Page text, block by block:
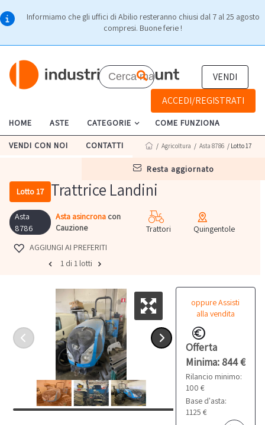
Informiamo che gli uffici di Abilio resteranno chiusi dal 7 al 25 agosto
compresi. Buone ferie !
VENDI
ACCEDI/REGISTRATI
HOME ASTE CATEGORIE COME FUNZIONA
VENDI CON NOI CONTATTI
resta aggiornato
/ Agricoltura / Asta 8786 / Lotto 17
Lotto 17 Trattrice Landini
Asta
8786
Asta asincrona con
Cauzione
Trattori
Quingentole
AGGIUNGI AI PREFERITI
1 di 1 lotti
oppure Assisti
alla vendita
Offerta
Minima: 844 €
Rilancio minimo:
100 €
Base d'asta:
1125 €